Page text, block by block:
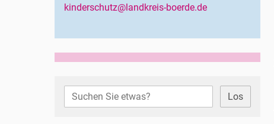
kinderschutz@landkreis-boerde.de
Los